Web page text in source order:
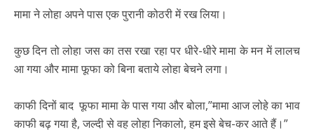
मामा ने लोहा अपने पास एक पुरानी कोठरी में रख लिया।
कुछ दिन तो लोहा जस का तस रखा रहा पर धीरे-धीरे मामा के मन में लालच
आ गया और मामा फूफा को बिना बताये लोहा बेचने लगा।
काफी दिनों बाद फूफा मामा के पास गया और बोला,”मामा आज लोहे का भाव
काफी बढ़ गया है, जल्दी से वह लोहा निकालो, हम इसे बेच-कर आते हैं।”